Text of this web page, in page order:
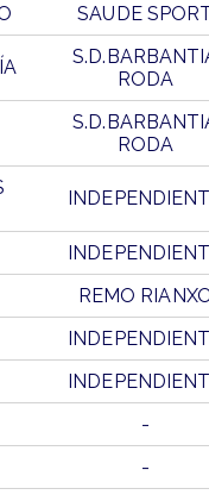
SAUDE
RODA
RODA
REMO
-
-